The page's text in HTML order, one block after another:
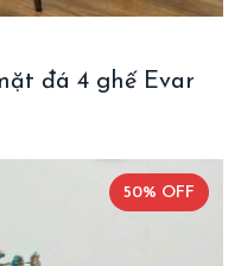
đá 4 ghế Evar
50% OFF